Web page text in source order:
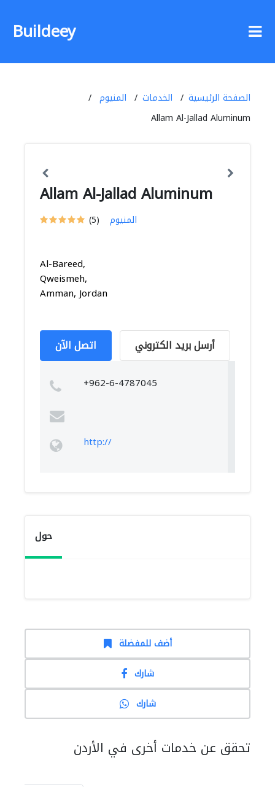
Buildeey
الصفحة الرئيسية الخدمات
المنيوم
Allam Al-Jallad Aluminum
Allam Al-Jallad Aluminum
(5) المنيوم
Al-Bareed,
Qweismeh,
Amman, Jordan
اتصل الآن أرسل بريد الكتروني
+962-6-4787045
http://
حول
أضف للمفضلة
شارك
شارك
تحقق عن خدمات أخرى في الأردن